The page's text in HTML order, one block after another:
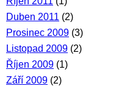
Duben 2011 (2)
Prosinec 2009 (3)
Listopad 2009 (2)
Říjen 2009 (1)
Září 2009 (2)